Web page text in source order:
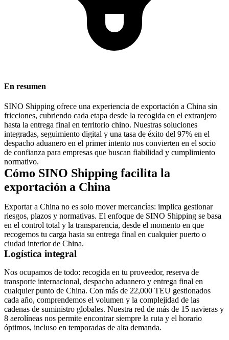
En resumen
SINO Shipping ofrece una experiencia de exportación a China sin
fricciones, cubriendo cada etapa desde la recogida en el extranjero
hasta la entrega final en territorio chino. Nuestras soluciones
integradas, seguimiento digital y una tasa de éxito del 97% en el
despacho aduanero en el primer intento nos convierten en el socio
de confianza para empresas que buscan fiabilidad y cumplimiento
normativo.
Cómo SINO Shipping facilita la
exportación a China
Exportar a China no es solo mover mercancías: implica gestionar
riesgos, plazos y normativas. El enfoque de SINO Shipping se basa
en el control total y la transparencia, desde el momento en que
recogemos tu carga hasta su entrega final en cualquier puerto o
ciudad interior de China.
Logística integral
Nos ocupamos de todo: recogida en tu proveedor, reserva de
transporte internacional, despacho aduanero y entrega final en
cualquier punto de China. Con más de 22,000 TEU gestionados
cada año, comprendemos el volumen y la complejidad de las
cadenas de suministro globales. Nuestra red de más de 15 navieras y
8 aerolíneas nos permite encontrar siempre la ruta y el horario
óptimos, incluso en temporadas de alta demanda.